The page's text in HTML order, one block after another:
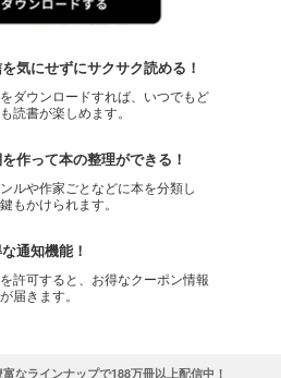
気にせずにサクサク読める！
ダウンロードすれば、いつでもど
読書が楽しめます。
作って本の整理ができる！
ルや作家ごとなどに本を分類し
もかけられます。
通知機能！
許可すると、お得なクーポン情報
届きます。
なラインナップで188万冊以上配信中！